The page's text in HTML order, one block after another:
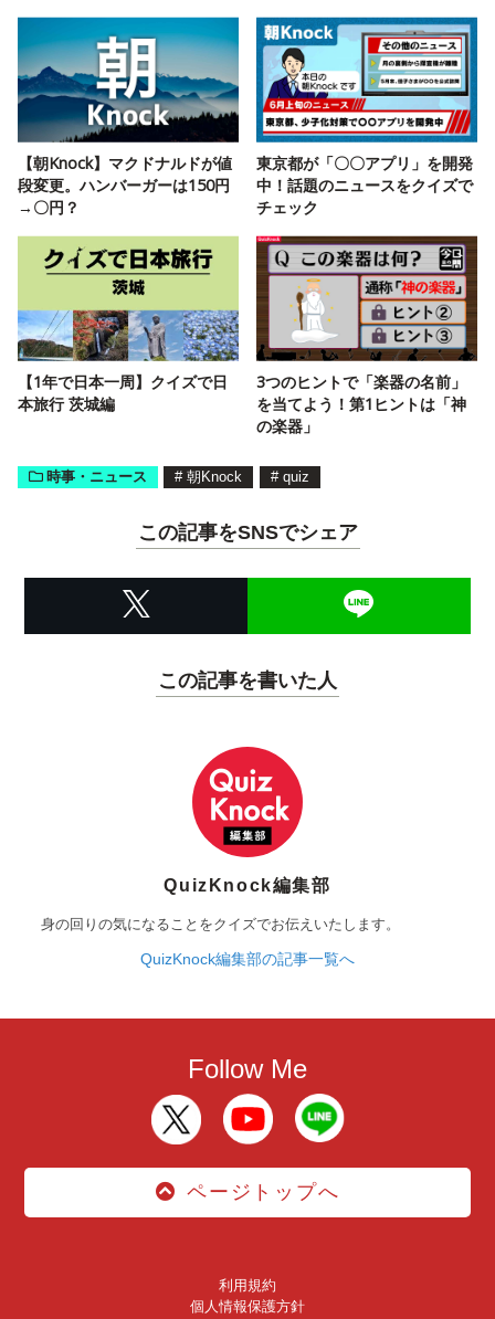
【朝Knock】マクドナルドが値
段変更。ハンバーガーは150円
→〇円？
東京都が「〇〇アプリ」を開発
中！話題のニュースをクイズで
チェック
【1年で日本一周】クイズで日
本旅行 茨城編
3つのヒントで「楽器の名前」
を当てよう！第1ヒントは「神
の楽器」
時事・ニュース # 朝Knock # quiz
この記事をSNSでシェア
この記事を書いた人
QuizKnock編集部
身の回りの気になることをクイズでお伝えいたします。
QuizKnock編集部の記事一覧へ
Follow Me
ページトップへ
利用規約
個人情報保護方針